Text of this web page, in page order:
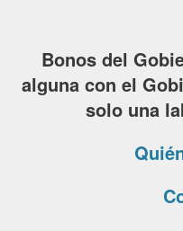
Bonos del
alguna con el
solo una